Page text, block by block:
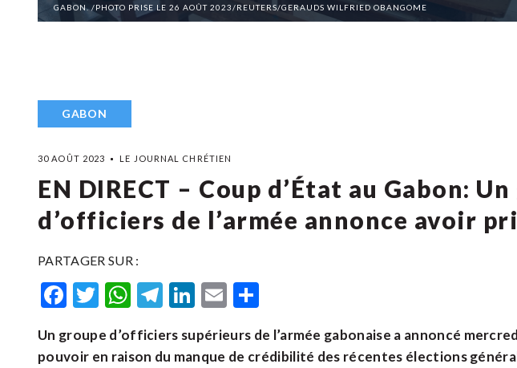
GABON. /PHOTO PRISE LE 26 AOÛT 2023/REUTERS/GERAUDS WILFRIED OBANGOME
GABON
30 AOÛT 2023 LE JOURNAL CHRÉTIEN
EN DIRECT – Coup d’État au Gabon:
d’officiers de l’armée annonce avoir
PARTAGER SUR :
Facebook
Twitter
WhatsApp
Telegram
LinkedIn
Email
Un groupe d’officiers supérieurs de l’armée gabonaise a annoncé
pouvoir en raison du manque de crédibilité des récentes élections